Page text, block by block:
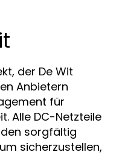
der De Wit
Anbietern
für
Alle DC-Netzteile
sorgfältig
sicherzustellen,